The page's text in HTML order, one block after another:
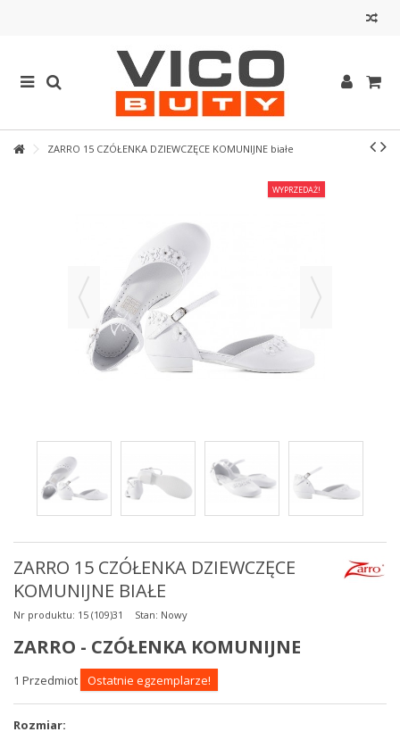
ZARRO 15 CZÓŁENKA DZIEWCZĘCE KOMUNIJNE białe
WYPRZEDAŻ!
ZARRO 15 CZÓŁENKA DZIEWCZĘCE
KOMUNIJNE BIAŁE
Nr produktu: 15 (109)31 Stan: Nowy
ZARRO - CZÓŁENKA KOMUNIJNE
1 Przedmiot Ostatnie egzemplarze!
Rozmiar: